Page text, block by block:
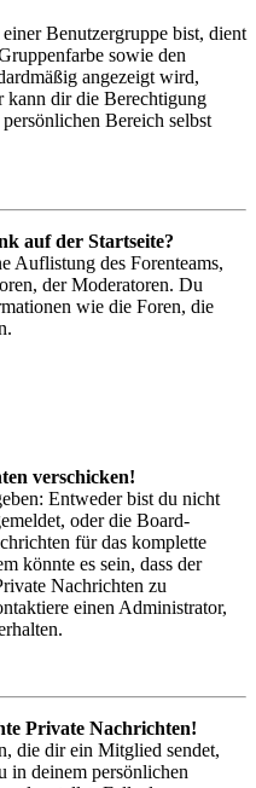
Benutzergruppe bist, dient
sowie den
angezeigt wird,
kann dir die Berechtigung
Bereich selbst
auf der Startseite?
Auflistung des Forenteams,
der Moderatoren. Du
wie die Foren, die
verschicken!
Entweder bist du nicht
oder die Board-
für das komplette
könnte es sein, dass der
Nachrichten zu
einen Administrator,
Private Nachrichten!
die dir ein Mitglied sendet,
in deinem persönlichen